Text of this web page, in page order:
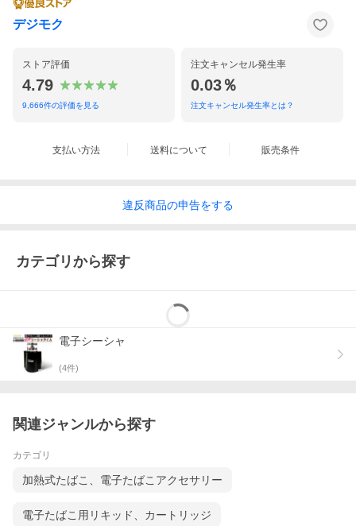
デジモク
ストア評価
4.79
9,666件の評価を見る
注文キャンセル発生率
0.03％
注文キャンセル発生率とは？
支払い方法 送料について 販売条件
違反商品の申告をする
カテゴリから探す
電子シーシャ
(4件)
関連ジャンルから探す
カテゴリ
加熱式たばこ、電子たばこアクセサリー
電子たばこ用リキッド、カートリッジ